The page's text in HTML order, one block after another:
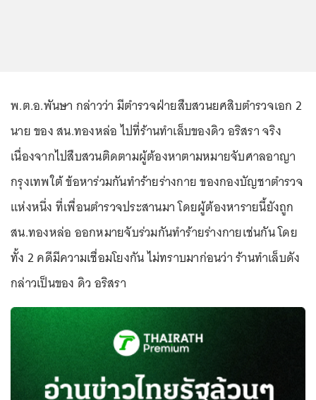
พ.ต.อ.พันษา กล่าวว่า มีตำรวจฝ่ายสืบสวนยศสิบตำรวจเอก 2
นาย ของ สน.ทองหล่อ ไปที่ร้านทำเล็บของดิว อริสรา จริง
เนื่องจากไปสืบสวนติดตามผู้ต้องหาตามหมายจับศาลอาญา
กรุงเทพใต้ ข้อหาร่วมกันทำร้ายร่างกาย ของกองบัญชาตำรวจ
แห่งหนึ่ง ที่เพื่อนตำรวจประสานมา โดยผู้ต้องหารายนี้ยังถูก
สน.ทองหล่อ ออกหมายจับร่วมกันทำร้ายร่างกายเช่นกัน โดย
ทั้ง 2 คดีมีความเชื่อมโยงกัน ไม่ทราบมาก่อนว่า ร้านทำเล็บดัง
กล่าวเป็นของ ดิว อริสรา